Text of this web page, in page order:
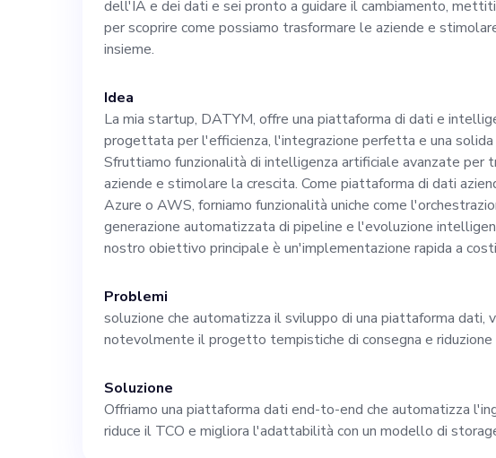
l'esperienza
nonché nelle
pianificazione
business,
leadership, una
di costruire
frenetico e in
e sei pronto a
contatto con noi
dell'IA e dei dati e sei pronto a guidare il cambiamento,
per scoprire come possiamo trasformare le aziende e
insieme.
Idea
La mia startup, DATYM, offre una piattaforma di dati e
progettata per l'efficienza, l'integrazione perfetta e una solida
Sfruttiamo funzionalità di intelligenza artificiale avanzate per
aziende e stimolare la crescita. Come piattaforma di dati
Azure o AWS, forniamo funzionalità uniche come
generazione automatizzata di pipeline e l'evoluzione
nostro obiettivo principale è un'implementazione rapida a
Problemi
soluzione che automatizza il sviluppo di una piattaforma dati,
notevolmente il progetto tempistiche di consegna e riduzione
Soluzione
Offriamo una piattaforma dati end-to-end che automatizza
riduce il TCO e migliora l'adattabilità con un modello di